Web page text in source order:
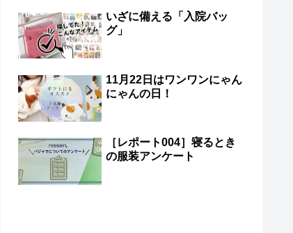
いざに備える「入院バッ
グ」
11月22日はワンワンにゃん
にゃんの日！
［レポート004］寝るとき
の服装アンケート